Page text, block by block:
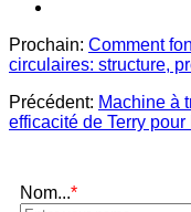
Prochain: Comment
circulaires: structure,
Précédent: Machine à
efficacité de Terry
Nom...*